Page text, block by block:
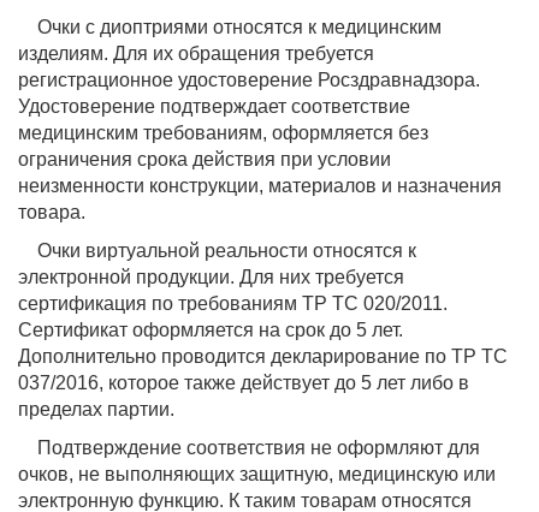
Очки с диоптриями относятся к медицинским
изделиям. Для их обращения требуется
регистрационное удостоверение Росздравнадзора.
Удостоверение подтверждает соответствие
медицинским требованиям, оформляется без
ограничения срока действия при условии
неизменности конструкции, материалов и назначения
товара.
Очки виртуальной реальности относятся к
электронной продукции. Для них требуется
сертификация по требованиям ТР ТС 020/2011.
Сертификат оформляется на срок до 5 лет.
Дополнительно проводится декларирование по ТР ТС
037/2016, которое также действует до 5 лет либо в
пределах партии.
Подтверждение соответствия не оформляют для
очков, не выполняющих защитную, медицинскую или
электронную функцию. К таким товарам относятся